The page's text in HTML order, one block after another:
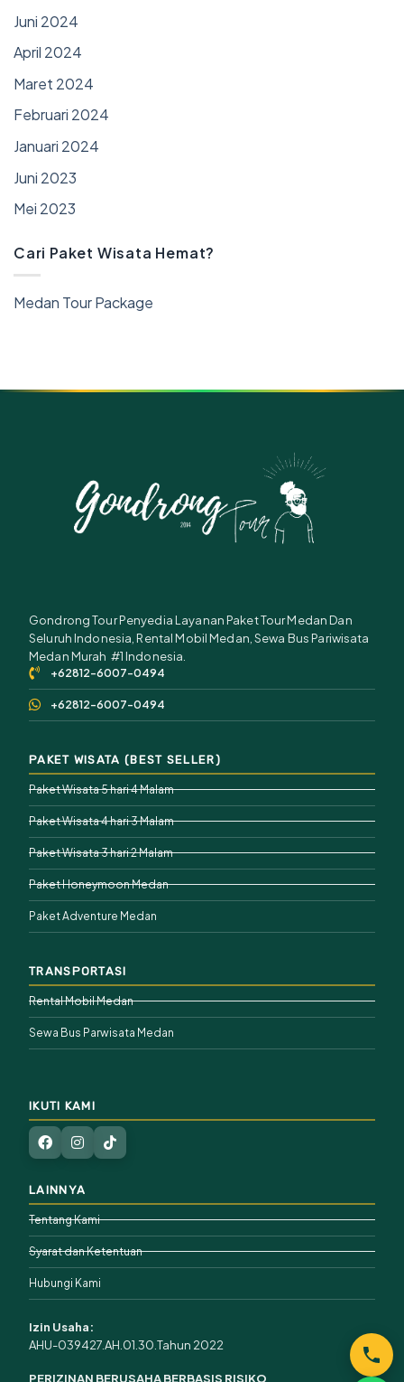
Juni 2024
April 2024
Maret 2024
Februari 2024
Januari 2024
Juni 2023
Mei 2023
Cari Paket Wisata Hemat?
Medan Tour Package
Gondrong Tour Penyedia Layanan Paket Tour Medan Dan
Seluruh Indonesia, Rental Mobil Medan, Sewa Bus Pariwisata
Medan Murah #1 Indonesia.
+62812-6007-0494
+62812-6007-0494
PAKET WISATA (BEST SELLER)
Paket Wisata 5 hari 4 Malam
Paket Wisata 4 hari 3 Malam
Paket Wisata 3 hari 2 Malam
Paket Honeymoon Medan
Paket Adventure Medan
TRANSPORTASI
Rental Mobil Medan
Sewa Bus Parwisata Medan
IKUTI KAMI
LAINNYA
Tentang Kami
Syarat dan Ketentuan
Hubungi Kami
Izin Usaha:
AHU-039427.AH.01.30.Tahun 2022
PERIZINAN BERUSAHA BERBASIS RISIKO